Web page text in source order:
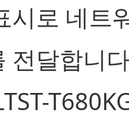
시로 네트
전달합니